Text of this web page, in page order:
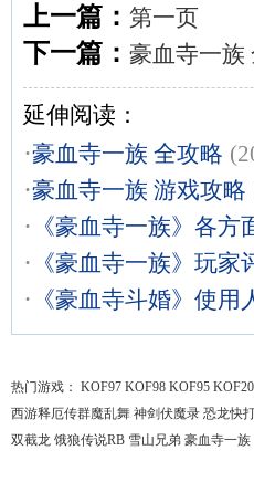
上一篇： 第一页
下一篇： 豪血寺一族
延伸阅读：
·豪血寺一族 全攻略
·豪血寺一族 游戏攻略
· 《豪血寺一族》各方
· 《豪血寺一族》玩家
· 《豪血寺斗婚》使用
热门游戏： KOF97 KOF98 KOF95
西游释厄传群魔乱舞 神剑伏魔录 恐龙快
双截龙 饿狼传说RB 雪山兄弟 豪血寺一族